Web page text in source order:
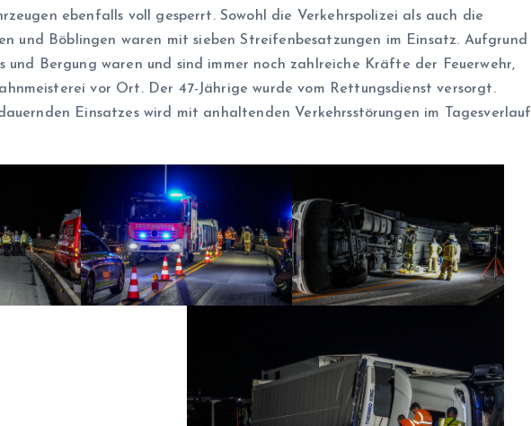
ebenfalls voll gesperrt. Sowohl die Verkehrspolizei als auch die
und Böblingen waren mit sieben Streifenbesatzungen im Einsatz. Aufgrund
Bergung waren und sind immer noch zahlreiche Kräfte der Feuerwehr,
vor Ort. Der 47-Jährige wurde vom Rettungsdienst versorgt.
Einsatzes wird mit anhaltenden Verkehrsstörungen im Tagesverlauf